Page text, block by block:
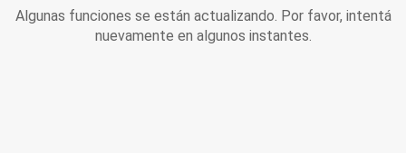
Algunas funciones se están actualizando. Por favor, intentá
nuevamente en algunos instantes.